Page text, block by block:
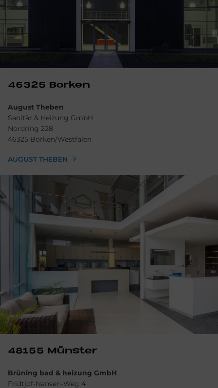
46325 Bor­ken
August Theben
Sanitär & Heizung GmbH
Nordring 228
46325 Borken/Westfalen
AUGUST THEBEN
48155 Mün­ster
Brüning bad & heizung GmbH
Fridtjof-Nansen-Weg 4